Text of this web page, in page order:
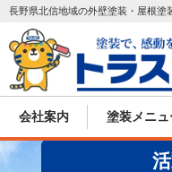
長野県北信地域の外壁塗装・屋根塗
会社案内 塗装メニュ